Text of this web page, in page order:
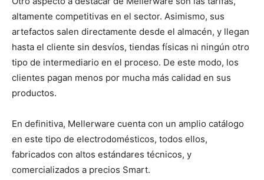
altamente competitivas en el sector. Asimismo, sus
artefactos salen directamente desde el almacén, y llegan
hasta el cliente sin desvíos, tiendas físicas ni ningún otro
tipo de intermediario en el proceso. De este modo, los
clientes pagan menos por mucha más calidad en sus
productos.
En definitiva, Mellerware cuenta con un amplio catálogo
en este tipo de electrodomésticos, todos ellos,
fabricados con altos estándares técnicos, y
comercializados a precios Smart.